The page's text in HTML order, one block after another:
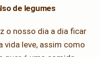
de legumes
o nosso dia a dia ficar
vida leve, assim como